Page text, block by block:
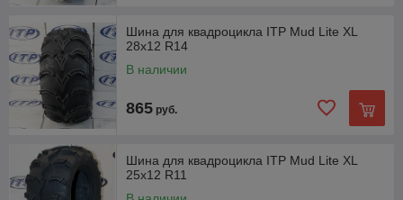
Шина для квадроцикла ITP Mud Lite XL
28x12 R14
В наличии
865 руб.
Шина для квадроцикла ITP Mud Lite XL
25x12 R11